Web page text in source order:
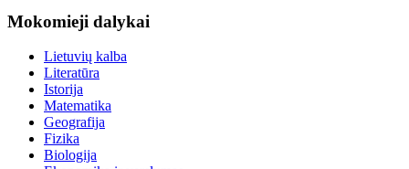
Mokomieji dalykai
Lietuvių kalba
Literatūra
Istorija
Matematika
Geografija
Fizika
Biologija